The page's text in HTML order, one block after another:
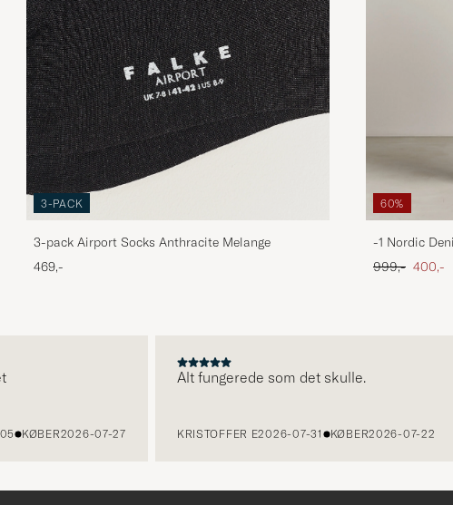
3-PACK
3-pack Airport Socks Anthracite Melange
469,-
60%
-1 Nordic
Ordinary pris
999,- Nedsat
400,-
KØBER2026-07-27
Alt fungerede som det skulle.
KRISTOFFER E2026-07-31 KØBER2026-07-22